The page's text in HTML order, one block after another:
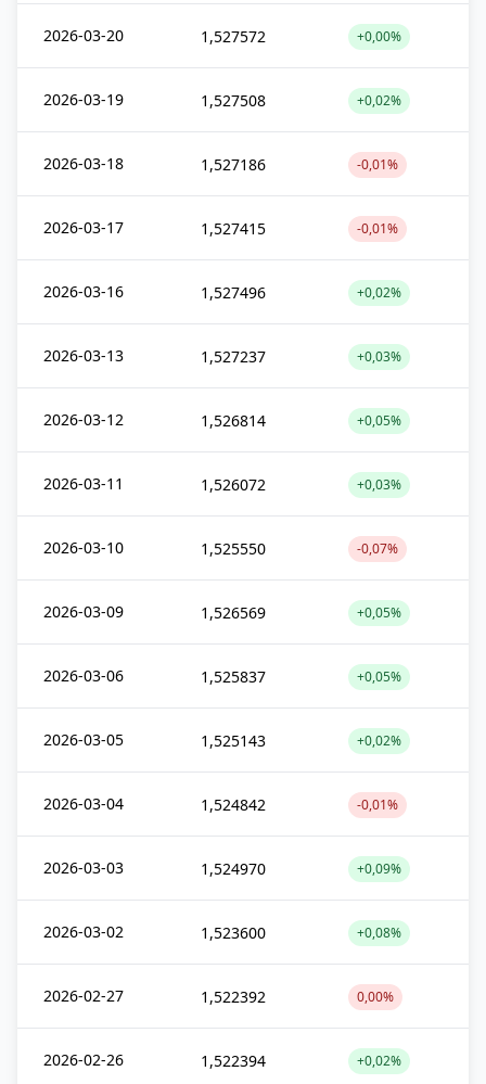
2026-03-20 1,527572 +0,00%
2026-03-19 1,527508 +0,02%
2026-03-18 1,527186 -0,01%
2026-03-17 1,527415 -0,01%
2026-03-16 1,527496 +0,02%
2026-03-13 1,527237 +0,03%
2026-03-12 1,526814 +0,05%
2026-03-11 1,526072 +0,03%
2026-03-10 1,525550 -0,07%
2026-03-09 1,526569 +0,05%
2026-03-06 1,525837 +0,05%
2026-03-05 1,525143 +0,02%
2026-03-04 1,524842 -0,01%
2026-03-03 1,524970 +0,09%
2026-03-02 1,523600 +0,08%
2026-02-27 1,522392 0,00%
2026-02-26 1,522394 +0,02%